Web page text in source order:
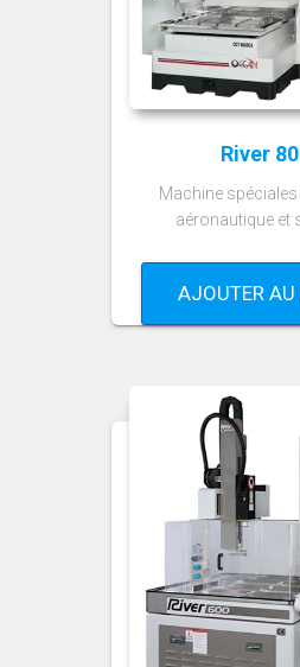
River
Machine
aéronautique et
AJOUTER AU